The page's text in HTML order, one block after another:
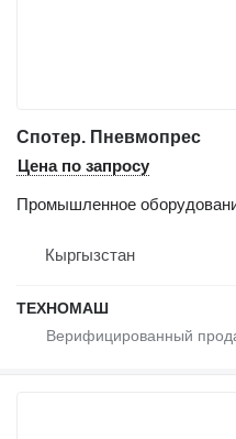
Спотер. Пневмопрес
Цена по запросу
Промышленное
Кыргызстан
ТЕХНОМАШ